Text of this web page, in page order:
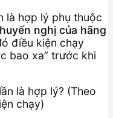
là hợp lý phụ thuộc
nghị của hãng
điều kiện chạy
bao xa” trước khi